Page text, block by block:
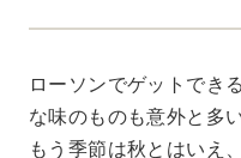
ローソンでゲットでき
な味のものも意外と多い
もう季節は秋とはいえ